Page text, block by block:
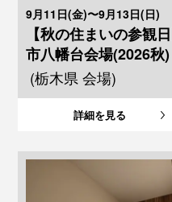
9月11日(金)〜9月13日(日)
【秋の住まいの参
市八幡台会場(2026秋)
(栃木県 会場)
詳細を見る